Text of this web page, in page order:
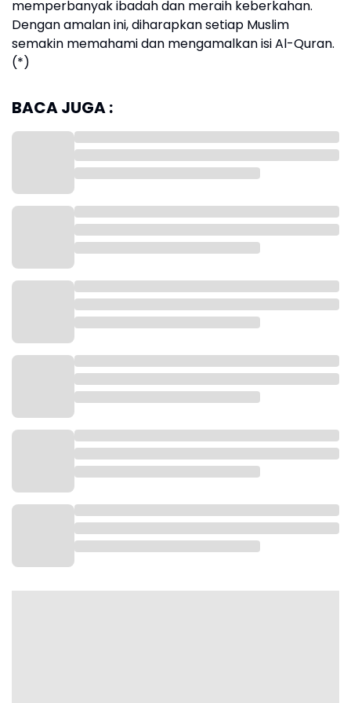
memperbanyak ibadah dan meraih keberkahan.
Dengan amalan ini, diharapkan setiap Muslim
semakin memahami dan mengamalkan isi Al-Quran.
(*)
BACA JUGA :